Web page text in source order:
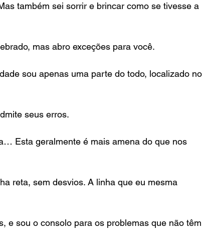
também sei sorrir e brincar como se tivesse a
mas abro exceções para você.
sou apenas uma parte do todo, localizado no
seus erros.
Esta geralmente é mais amena do que nos
reta, sem desvios. A linha que eu mesma
e sou o consolo para os problemas que não têm